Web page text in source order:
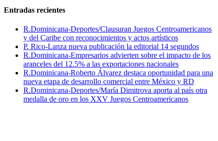
Entradas recientes
R.Dominicana-Deportes/Clausuran Juegos Centroamericanos
y del Caribe con reconocimientos y actos artísticos
P. Rico-Lanza nueva publicación la editorial 14 segundos
R.Dominicana-Empresarios advierten sobre el impacto de los
aranceles del 12.5% a las exportaciones nacionales
R.Dominicana-Roberto Álvarez destaca oportunidad para una
nueva etapa de desarrollo comercial entre México y RD
R.Dominicana-Deportes/María Dimitrova aporta al país otra
medalla de oro en los XXV Juegos Centroamericanos